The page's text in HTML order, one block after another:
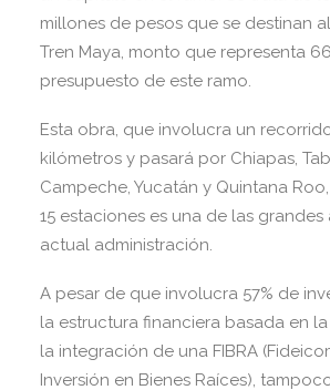
millones de pesos que se destinan
Tren Maya, monto que representa
presupuesto de este ramo.
Esta obra, que involucra un
kilómetros y pasará por Chiapas,
Campeche, Yucatán y Quintana
15 estaciones es una de las
actual administración.
A pesar de que involucra 57% de
la estructura financiera basada en
la integración de una FIBRA
Inversión en Bienes Raíces),